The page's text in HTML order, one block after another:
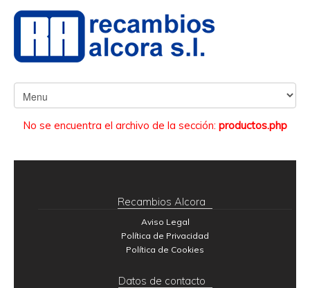
No se encuentra el archivo de la sección: productos.php
Recambios Alcora
Aviso Legal
Política de Privacidad
Política de Cookies
Datos de contacto